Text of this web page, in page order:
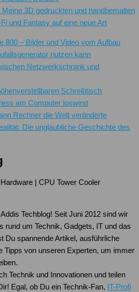
3D gedruckten und handbemalten
und Fantasy auf eine neue Art
800 – Bilder und Video vom Aufbau
nutzen kann
Netzwerkschrank und
Schreibtisch
am Computer loswirst
Rechner die Welt veränderte
Die unglaubliche Geschichte des
Techblog! Seit Juni 2012 sind wir
rund um Technik, Gadgets, IT und das
Du spannende Artikel, ausführliche
Tipps von unseren Experten, um immer
Technik und Innovationen und teilen
Egal, ob Du ein Technik-Fan, IT-Profi